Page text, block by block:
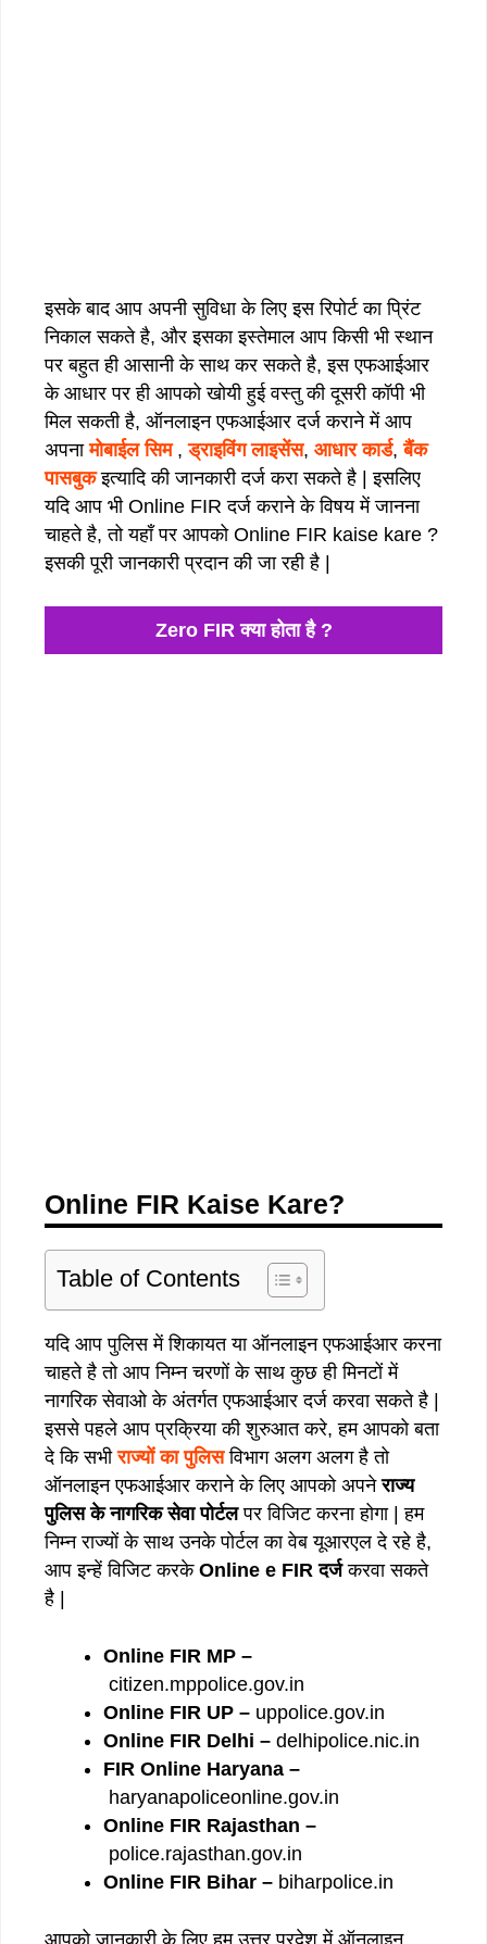
इसके बाद आप अपनी सुविधा के लिए इस रिपोर्ट का प्रिंट
निकाल सकते है, और इसका इस्तेमाल आप किसी भी स्थान
पर बहुत ही आसानी के साथ कर सकते है, इस एफआईआर
के आधार पर ही आपको खोयी हुई वस्तु की दूसरी कॉपी भी
मिल सकती है, ऑनलाइन एफआईआर दर्ज कराने में आप
अपनामोबाईल सिम,ड्राइविंग लाइसेंस, आधार कार्ड,बैंक
पासबुकइत्यादि की जानकारी दर्ज करा सकते है | इसलिए
यदि आप भी Online FIR दर्ज कराने के विषय में जानना
चाहते है, तो यहाँ पर आपको Online FIR kaise kare ?
इसकी पूरी जानकारी प्रदान की जा रही है |
Zero FIR क्या होता है ?
Online FIR Kaise Kare?
Table of Contents
यदि आप पुलिस में शिकायत या ऑनलाइन एफआईआर करना
चाहते है तो आप निम्न चरणों के साथ कुछ ही मिनटों में
नागरिक सेवाओ के अंतर्गत एफआईआर दर्ज करवा सकते है |
इससे पहले आप प्रक्रिया की शुरुआत करे, हम आपको बता
दे कि सभीराज्यों का पुलिसविभाग अलग अलग है तो
ऑनलाइन एफआईआर कराने के लिए आपको अपनेराज्य
पुलिस के नागरिक सेवा पोर्टलपर विजिट करना होगा | हम
निम्न राज्यों के साथ उनके पोर्टल का वेब यूआरएल दे रहे है,
आप इन्हें विजिट करके Online e FIR दर्जकरवा सकते
है |
Online FIR MP –
citizen.mppolice.gov.in
Online FIR UP – uppolice.gov.in
Online FIR Delhi – delhipolice.nic.in
FIR Online Haryana –
haryanapoliceonline.gov.in
Online FIR Rajasthan –
police.rajasthan.gov.in
Online FIR Bihar – biharpolice.in
आपको जानकारी के लिए हम उत्तर प्रदेश में ऑनलाइन